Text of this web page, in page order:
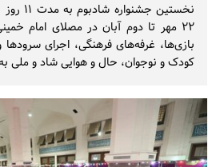
گزارش تصویری| مراسم بزرگداشت
نخستین
۲۲ مهر تا دوم آبان در مصلای امام
بازی‌ها، غرفه‌های فرهنگی، اجرای
کودک و نوجوان، حال و هوایی شاد و ملی